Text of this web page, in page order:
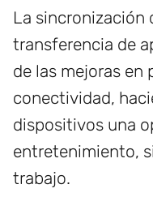
La sincronización
transferencia de
de las mejoras en
conectividad,
dispositivos una
entretenimiento,
trabajo.